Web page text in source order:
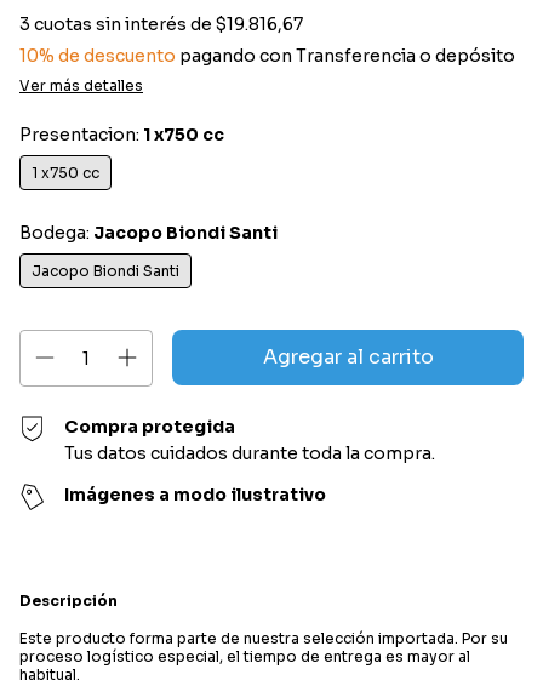
3 cuotas sin interés de $19.816,67
10% de descuento pagando con Transferencia o depósito
Ver más detalles
Presentacion: 1 x750 cc
1 x750 cc
Bodega: Jacopo Biondi Santi
Jacopo Biondi Santi
Compra protegida
Tus datos cuidados durante toda la compra.
Imágenes a modo ilustrativo
Descripción
Este producto forma parte de nuestra selección importada. Por su
proceso logístico especial, el tiempo de entrega es mayor al
habitual.